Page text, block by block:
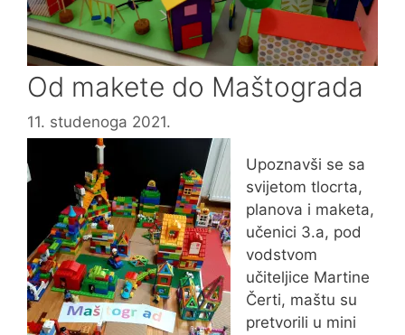
Od makete do Maštograda
11. studenoga 2021.
Upoznavši se sa
svijetom tlocrta,
planova i maketa,
učenici 3.a, pod
vodstvom
učiteljice Martine
Čerti, maštu su
pretvorili u mini